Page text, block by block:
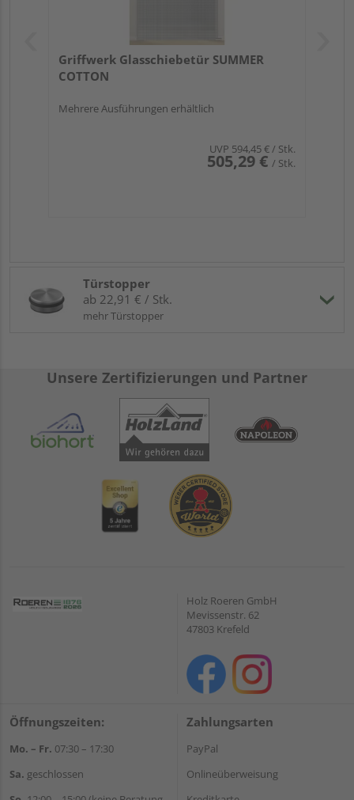
Griffwerk Glasschiebetür SUMMER
COTTON
Mehrere Ausführungen erhältlich
UVP 594,45 €/ Stk.
505,29 € / Stk.
Türstopper
ab 22,91 € / Stk.
mehr Türstopper
Unsere Zertifizierungen und Partner
Holz Roeren GmbH
Mevissenstr. 62
47803 Krefeld
Öffnungszeiten:
Mo. – Fr. 07:30 – 17:30
Sa. geschlossen
Zahlungsarten
PayPal
Onlineüberweisung